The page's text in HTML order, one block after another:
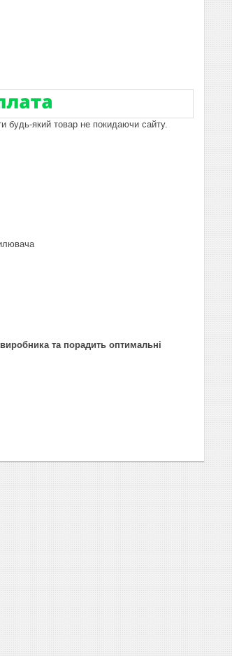
будь-який товар не покидаючи сайту.
та порадить оптимальні